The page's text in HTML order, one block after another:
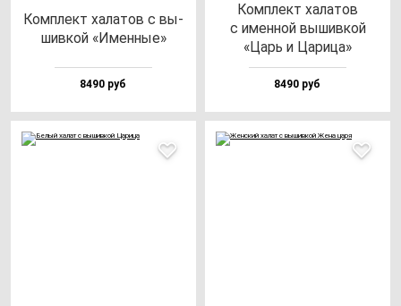
Ком­плект ха­ла­тов с вы­
шив­кой «Имен­ные»
8490 руб
Ком­плект ха­ла­тов
с имен­ной вы­шив­кой
«Царь и Цари­ца»
8490 руб